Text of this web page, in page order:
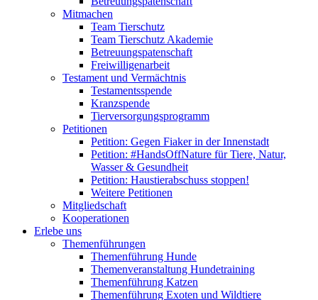
Mitmachen
Team Tierschutz
Team Tierschutz Akademie
Betreuungspatenschaft
Freiwilligenarbeit
Testament und Vermächtnis
Testamentsspende
Kranzspende
Tierversorgungsprogramm
Petitionen
Petition: Gegen Fiaker in der Innenstadt
Petition: #HandsOffNature für Tiere, Natur,
Wasser & Gesundheit
Petition: Haustierabschuss stoppen!
Weitere Petitionen
Mitgliedschaft
Kooperationen
Erlebe uns
Themenführungen
Themenführung Hunde
Themenveranstaltung Hundetraining
Themenführung Katzen
Themenführung Exoten und Wildtiere